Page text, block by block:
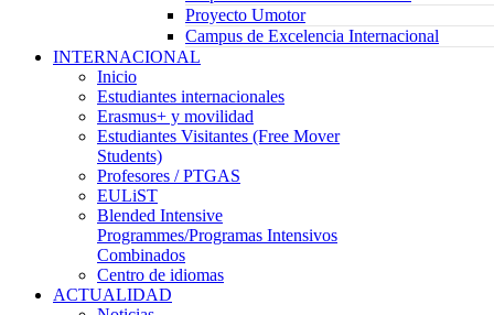
Proyecto Umotor
Campus de Excelencia Internacional
INTERNACIONAL
Inicio
Estudiantes internacionales
Erasmus+ y movilidad
Estudiantes Visitantes (Free Mover
Students)
Profesores / PTGAS
EULiST
Blended Intensive
Programmes/Programas Intensivos
Combinados
Centro de idiomas
ACTUALIDAD